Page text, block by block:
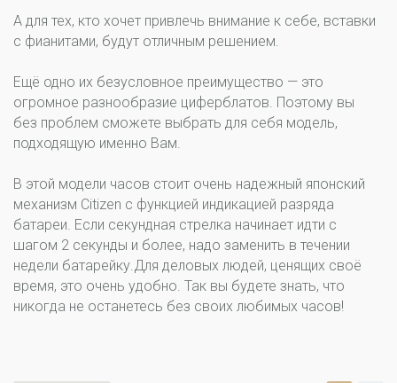
А для тех, кто хочет привлечь внимание к себе, вставки
с фианитами, будут отличным решением.
Ещё одно их безусловное преимущество — это
огромное разнообразие циферблатов. Поэтому вы
без проблем сможете выбрать для себя модель,
подходящую именно Вам.
В этой модели часов стоит очень надежный японский
механизм Citizen с функцией индикацией разряда
батареи. Если секундная стрелка начинает идти с
шагом 2 секунды и более, надо заменить в течении
недели батарейку.Для деловых людей, ценящих своё
время, это очень удобно. Так вы будете знать, что
никогда не останетесь без своих любимых часов!